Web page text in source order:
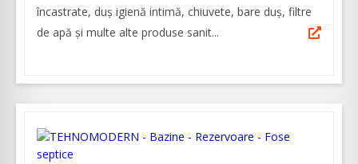
încastrate, duș igienă intimă, chiuvete, bare duș, filtre
de apă și multe alte produse sanit...